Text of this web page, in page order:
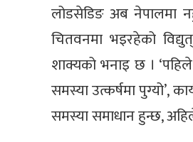
लोडसेडिङ अब नेपालमा
चितवनमा भइरहेको
शाक्यको भनाइ छ ।
समस्या उत्कर्षमा पुग्यो’,
समस्या समाधान हुन्छ,